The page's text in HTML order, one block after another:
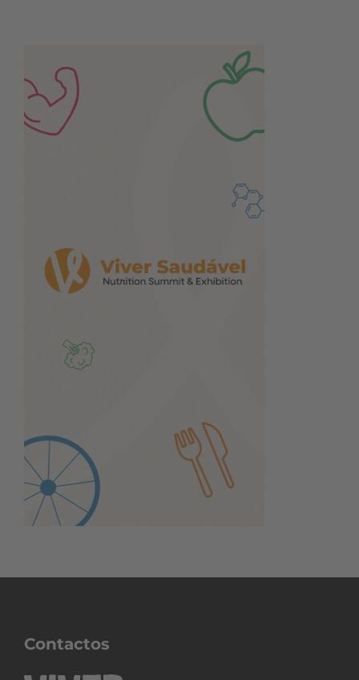
Contactos